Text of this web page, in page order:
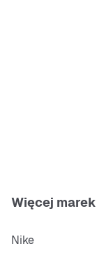
Trwały i
Klasyczne
Delikatny
Więcej marek
Nike